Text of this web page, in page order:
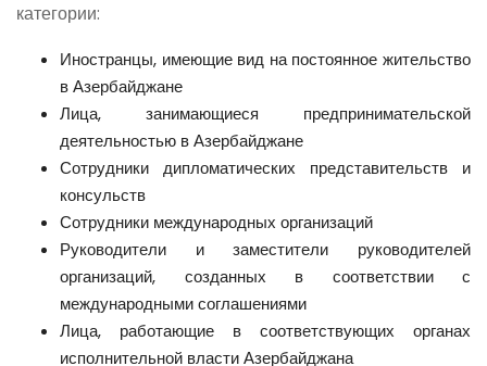
категории:
Иностранцы, имеющие вид на постоянное жительство
в Азербайджане
Лица, занимающиеся предпринимательской
деятельностью в Азербайджане
Сотрудники дипломатических представительств и
консульств
Сотрудники международных организаций
Руководители и заместители руководителей
организаций, созданных в соответствии с
международными соглашениями
Лица, работающие в соответствующих органах
исполнительной власти Азербайджана